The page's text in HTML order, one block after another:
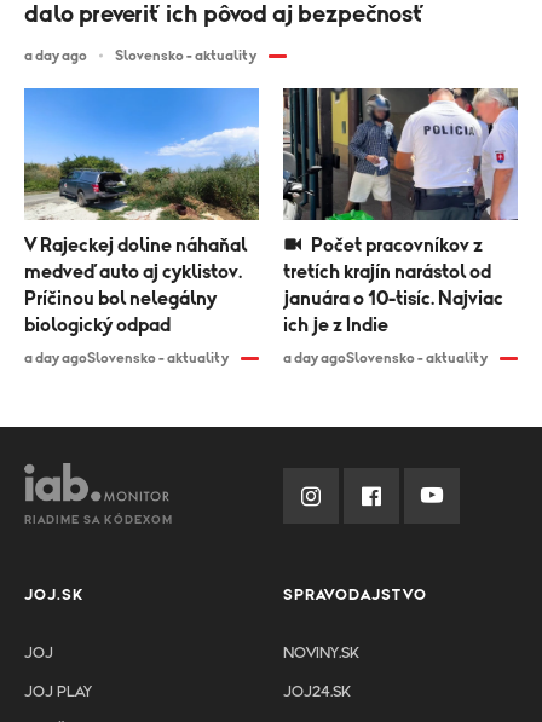
V Rajeckej doline náhaňal
medveď auto aj cyklistov.
Príčinou bol nelegálny
biologický odpad
a day agoSlovensko - aktuality
tretích krajín narástol od
januára o 10-tisíc. Najviac
ich je z Indie
a day agoSlovensko - aktuality
dalo preveriť ich pôvod aj bezpečnosť
a day ago Slovensko - aktuality
RIADIME SA KÓDEXOM
JOJ.SK
JOJ
JOJ PLAY
SPRAVODAJSTVO
NOVINY.SK
JOJ24.SK